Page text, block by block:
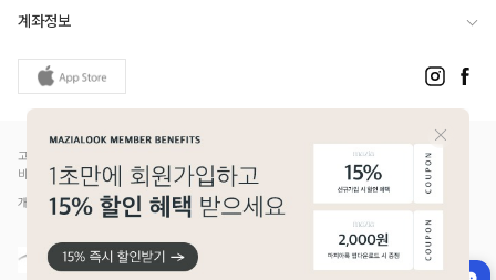
계좌정보
고객님은 안전거래를 위해 현금 등으로 결제 시 저희 쇼핑몰에서 가입한 PG사의 구매안전서
비스를 이용하실 수 있습니다.
개인정보보호배상책임보험(Ⅱ) 가입 - 메리츠화재 증권번호 14610-1327